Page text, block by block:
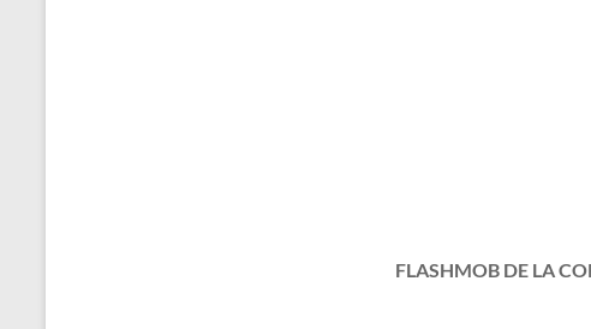
FLASHMOB DE LA